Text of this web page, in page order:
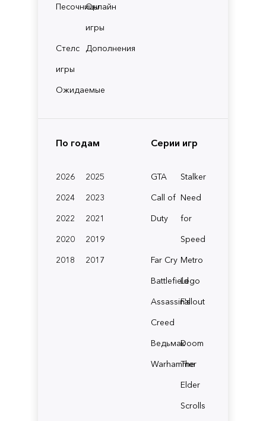
ПесочницыОнлайн
игры
Стелс
игры
Дополнения
Ожидаемые
По годам
2026
2025
2024
2023
2022
2021
2020
2019
2018
2017
Серии игр
GTA
Stalker
Call of
Duty
Need
for
Speed
Far Cry Metro
BattlefieldLego
Assassin's
Creed
Fallout
ВедьмакDoom
Warhammer
The
Elder
Scrolls